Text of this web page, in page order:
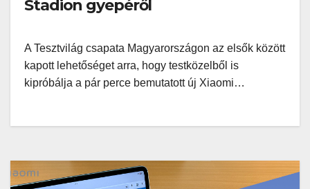
Stadion gyepéről
A Tesztvilág csapata Magyarországon az elsők között
kapott lehetőséget arra, hogy testközelből is
kipróbálja a pár perce bemutatott új Xiaomi…